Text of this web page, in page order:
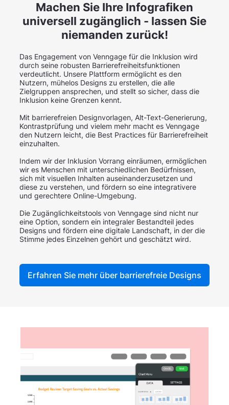
Machen Sie Ihre Infografiken
universell zugänglich - lassen Sie
niemanden zurück!
Das Engagement von Venngage für die Inklusion wird
durch seine robusten Barrierefreiheitsfunktionen
verdeutlicht. Unsere Plattform ermöglicht es den
Nutzern, mühelos Designs zu erstellen, die alle
Zielgruppen ansprechen, und stellt so sicher, dass die
Inklusion keine Grenzen kennt.
Mit barrierefreien Designvorlagen, Alt-Text-Generierung,
Kontrastprüfung und vielem mehr macht es Venngage
den Nutzern leicht, die Best Practices für Barrierefreiheit
einzuhalten.
Indem wir der Inklusion Vorrang einräumen, ermöglichen
wir es Menschen mit unterschiedlichen Bedürfnissen,
sich mit visuellen Inhalten auseinanderzusetzen und
diese zu verstehen, und fördern so eine integrativere
und gerechtere Online-Umgebung.
Die Zugänglichkeitstools von Venngage sind nicht nur
eine Option, sondern ein integraler Bestandteil jedes
Designs und fördern eine digitale Landschaft, in der die
Stimme jedes Einzelnen gehört und geschätzt wird.
Erfahren Sie mehr über barrierefreie Designs